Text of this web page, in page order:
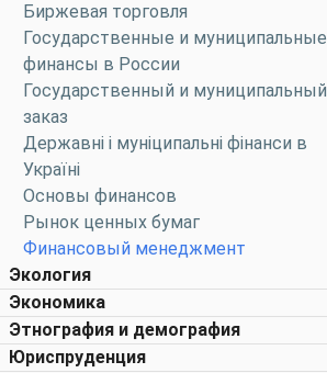
Биржевая торговля
Государственные и муниципальные
финансы в России
Государственный и муниципальный
заказ
Державні і муніципальні фінанси в
Україні
Основы финансов
Рынок ценных бумаг
Финансовый менеджмент
Экология
Экономика
Этнография и демография
Юриспруденция